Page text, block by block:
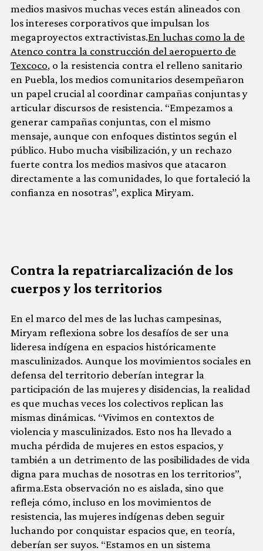
medios masivos muchas veces están alineados con
los intereses corporativos que impulsan los
megaproyectos extractivistas.En luchas como la de
Atenco contra la construcción del aeropuerto de
Texcoco, o la resistencia contra el relleno sanitario
en Puebla, los medios comunitarios desempeñaron
un papel crucial al coordinar campañas conjuntas y
articular discursos de resistencia. “Empezamos a
generar campañas conjuntas, con el mismo
mensaje, aunque con enfoques distintos según el
público. Hubo mucha visibilización, y un rechazo
fuerte contra los medios masivos que atacaron
directamente a las comunidades, lo que fortaleció la
confianza en nosotras”, explica Miryam.
Contra la repatriarcalización de los
cuerpos y los territorios
En el marco del mes de las luchas campesinas,
Miryam reflexiona sobre los desafíos de ser una
lideresa indígena en espacios históricamente
masculinizados. Aunque los movimientos sociales en
defensa del territorio deberían integrar la
participación de las mujeres y disidencias, la realidad
es que muchas veces los colectivos replican las
mismas dinámicas. “Vivimos en contextos de
violencia y masculinizados. Esto nos ha llevado a
mucha pérdida de mujeres en estos espacios, y
también a un detrimento de las posibilidades de vida
digna para muchas de nosotras en los territorios”,
afirma.Esta observación no es aislada, sino que
refleja cómo, incluso en los movimientos de
resistencia, las mujeres indígenas deben seguir
luchando por conquistar espacios que, en teoría,
deberían ser suyos. “Estamos en un sistema